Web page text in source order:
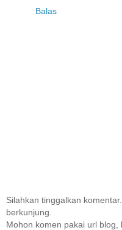
Balas
Silahkan tinggalkan
berkunjung.
Mohon komen pakai url blog,